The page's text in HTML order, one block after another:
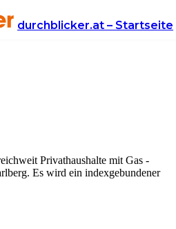
durchblicker.at – Startseite
Energie Direct
Privathaushalte mit Gas -
Es wird ein indexgebundener